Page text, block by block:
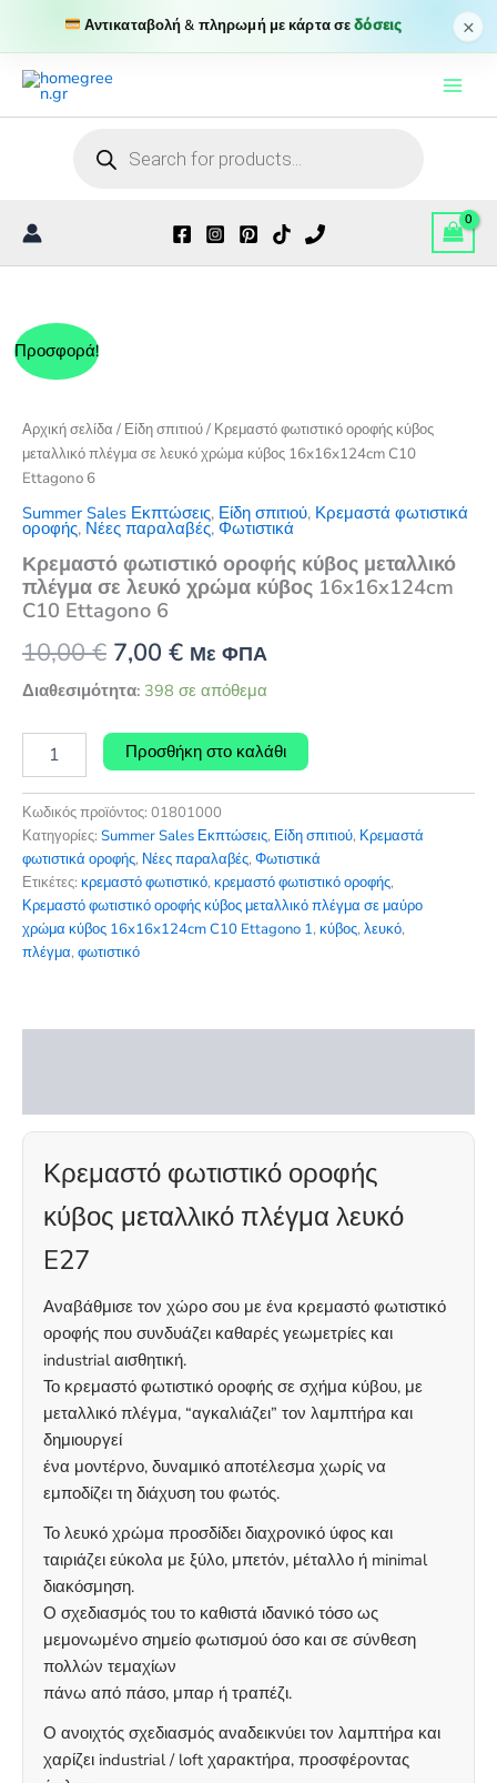
Αντικαταβολή & πληρωμή με κάρτα σεδόσεις ×
Μετάβαση
στο
περιεχόμενο
search
Προσφορά!
Αρχική σελίδα / Είδη σπιτιού/ Κρεμαστό φωτιστικό οροφής κύβος
μεταλλικό πλέγμα σε λευκό χρώμα κύβος 16x16x124cm C10
Ettagono 6
Summer Sales Εκπτώσεις, Είδη σπιτιού, Κρεμαστά φωτιστικά
οροφής, Νέες παραλαβές, Φωτιστικά
Κρεμαστό φωτιστικό οροφής κύβος μεταλλικό
πλέγμα σε λευκό χρώμα κύβος 16x16x124cm
C10 Ettagono 6
10,00€ Original
price
was:
10,00 €.
7,00 €Η
τρέχουσα
τιμή
είναι:
7,00 €.
Με ΦΠΑ
Διαθεσιμότητα: 398 σε απόθεμα
φωτιστικό
κύβος
μεταλλικό
πλέγμα
σε
λευκό
χρώμα
κύβος
16x16x124cm
6
Προσθήκη στο καλάθι
Κωδικός προϊόντος: 01801000
Κατηγορίες: Summer Sales Εκπτώσεις, Είδη σπιτιού, Κρεμαστά
φωτιστικά οροφής, Νέες παραλαβές, Φωτιστικά
Ετικέτες: κρεμαστό φωτιστικό, κρεμαστό φωτιστικό οροφής,
Κρεμαστό φωτιστικό οροφής κύβος μεταλλικό πλέγμα σε μαύρο
χρώμα κύβος 16x16x124cm C10 Ettagono 1, κύβος, λευκό,
πλέγμα, φωτιστικό
Κρεμαστό φωτιστικό οροφής
κύβος μεταλλικό πλέγμα λευκό
E27
Αναβάθμισε τον χώρο σου με ένα κρεμαστό φωτιστικό
οροφής που συνδυάζει καθαρές γεωμετρίες και
industrial αισθητική.
Το κρεμαστό φωτιστικό οροφής σε σχήμα κύβου, με
μεταλλικό πλέγμα, “αγκαλιάζει” τον λαμπτήρα και
δημιουργεί
ένα μοντέρνο, δυναμικό αποτέλεσμα χωρίς να
εμποδίζει τη διάχυση του φωτός.
Το λευκό χρώμα προσδίδει διαχρονικό ύφος και
ταιριάζει εύκολα με ξύλο, μπετόν, μέταλλο ή minimal
διακόσμηση.
Ο σχεδιασμός του το καθιστά ιδανικό τόσο ως
μεμονωμένο σημείο φωτισμού όσο και σε σύνθεση
πολλών τεμαχίων
πάνω από πάσο, μπαρ ή τραπέζι.
Ο ανοιχτός σχεδιασμός αναδεικνύει τον λαμπτήρα και
χαρίζει industrial / loft χαρακτήρα, προσφέροντας
πλέγμα
σε
λευκό
16x16x124cm
Ettagono
6
ποσότητα